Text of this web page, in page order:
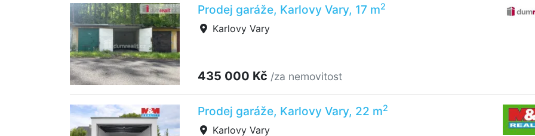
Prodej garáže, Karlovy Vary, 17 m2
Karlovy Vary
435 000 Kč /za nemovitost
Prodej garáže, Karlovy Vary, 22 m2
Karlovy Vary